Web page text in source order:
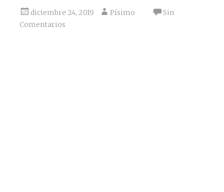
diciembre 24, 2019 Písimo
Sin
Comentarios